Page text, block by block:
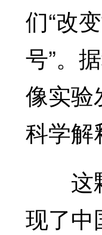
们“改
号”。
像实验
科学解
这颗
现了中